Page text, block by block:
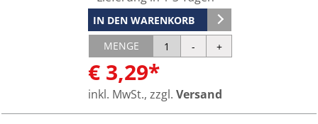
IN DEN WARENKORB
MENGE
€ 3,29*
inkl. MwSt., zzgl. Versand